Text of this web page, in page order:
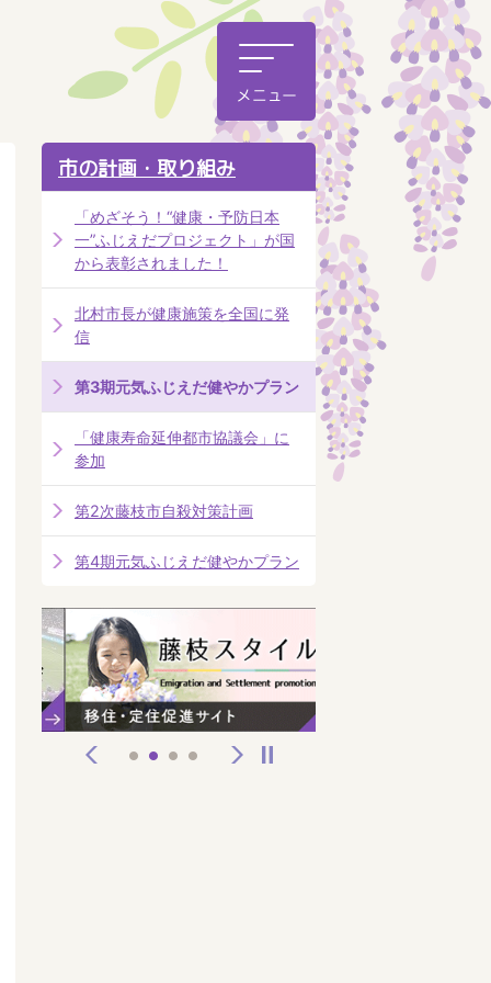
市の計画・取り組み
「めざそう！“健康・予防日本
一”ふじえだプロジェクト」が国
から表彰されました！
北村市長が健康施策を全国に発
信
第3期元気ふじえだ健やかプラン
「健康寿命延伸都市協議会」に
参加
第2次藤枝市自殺対策計画
第4期元気ふじえだ健やかプラン